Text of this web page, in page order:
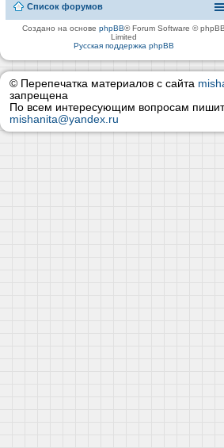
Список форумов
Создано на основеphpBB® Forum Software © phpBB
Limited
Русская поддержка phpBB
© Перепечатка материалов с сайта
запрещена
По всем интересующим вопросам
mishanita@yandex.ru